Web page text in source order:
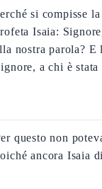
si compisse
Isaia:
nostra parola? E
a chi è stata
questo non
ancora Isaia